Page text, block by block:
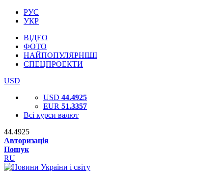
РУС
УКР
ВІДЕО
ФОТО
НАЙПОПУЛЯРНІШІ
СПЕЦПРОЕКТИ
USD
USD 44.4925
EUR 51.3357
Всі курси валют
44.4925
Авторизація
Пошук
RU